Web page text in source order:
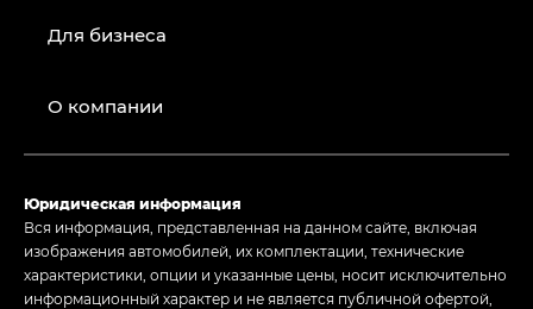
Для бизнеса
О компании
Юридическая информация
Вся информация, представленная на данном сайте, включая
изображения автомобилей, их комплектации, технические
характеристики, опции и указанные цены, носит исключительно
информационный характер и не является публичной офертой,